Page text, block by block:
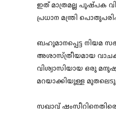
ഇത് മാത്രമല്ല പുഷ്പക
പ്രധാന മന്ത്രി
ബഹുമാനപ്പെട്ട നിയമ
അശാസ്ത്രീയമായ
വിശ്വാസിയായ ഒരു
മറയാക്കിയുള്ള
സഖാവ്